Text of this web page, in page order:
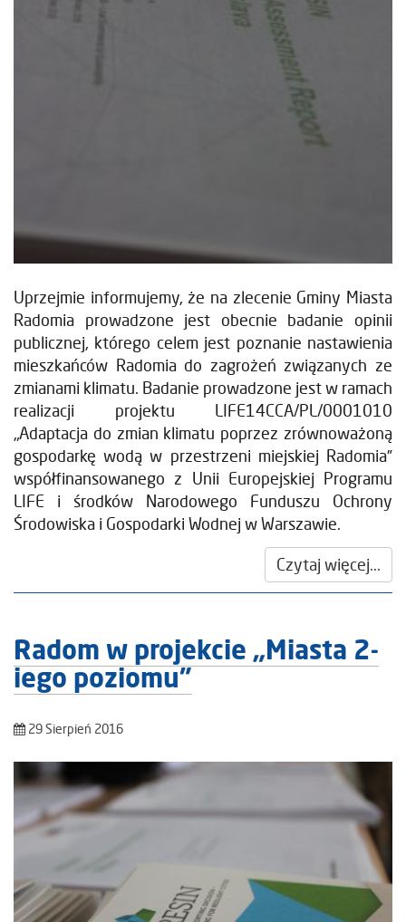
Uprzejmie informujemy, że na zlecenie Gminy Miasta
Radomia prowadzone jest obecnie badanie opinii
publicznej, którego celem jest poznanie nastawienia
mieszkańców Radomia do zagrożeń związanych ze
zmianami klimatu. Badanie prowadzone jest w ramach
realizacji projektu LIFE14CCA/PL/0001010
„Adaptacja do zmian klimatu poprzez zrównoważoną
gospodarkę wodą w przestrzeni miejskiej Radomia”
współfinansowanego z Unii Europejskiej Programu
LIFE i środków Narodowego Funduszu Ochrony
Środowiska i Gospodarki Wodnej w Warszawie.
Czytaj więcej...
Radom w projekcie „Miasta 2-
iego poziomu”
29 Sierpień 2016